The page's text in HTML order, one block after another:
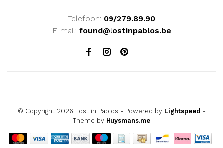
Telefoon: 09/279.89.90
E-mail: found@lostinpablos.be
© Copyright 2026 Lost in Pablos - Powered by Lightspeed -
Theme by Huysmans.me